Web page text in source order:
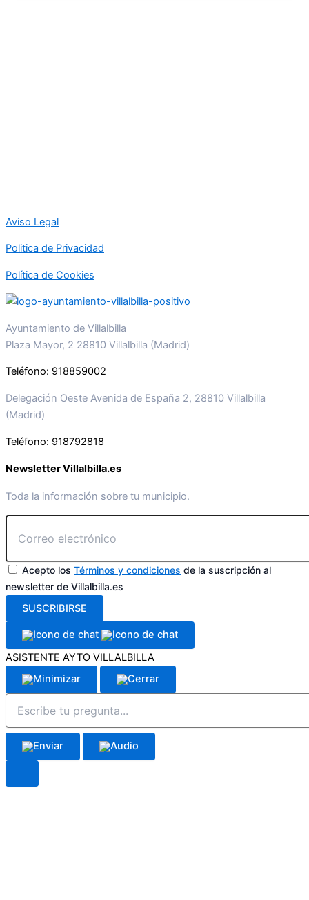
Aviso Legal
Politica de Privacidad
Política de Cookies
Ayuntamiento de Villalbilla
Plaza Mayor, 2 28810 Villalbilla (Madrid)
Teléfono: 918859002
Delegación Oeste Avenida de España 2, 28810 Villalbilla
(Madrid)
Teléfono: 918792818
Newsletter Villalbilla.es
Toda la información sobre tu municipio.
Acepto los Términos y condiciones de la suscripción al
newsletter de Villalbilla.es
SUSCRIBIRSE
ASISTENTE AYTO VILLALBILLA